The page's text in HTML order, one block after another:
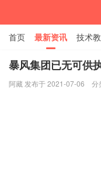
首页 最新资讯 技术
杂谈随笔
暴风集团已无可供
阿藏 发布于 2021-07-06 分